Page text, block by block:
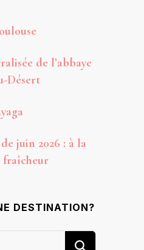
de l’abbaye
Désert
juin 2026 : à la
fraîcheur
DESTINATION?